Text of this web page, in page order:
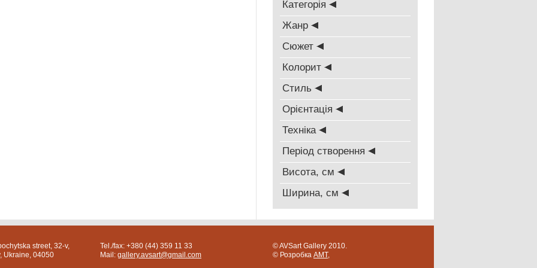
Категорія
Жанр
Сюжет
Колорит
Стиль
Oрієнтація
Техніка
Період створення
Висота, см
Ширина, см
street, 32-v,
Ukraine, 04050
Tel./fax: +380 (44) 359 11 33
Mail: gallery.avsart@gmail.com
© AVSart Gallery 2010.
© Розробка AMT,